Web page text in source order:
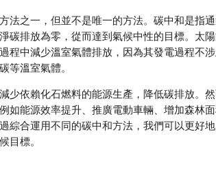
法之一，但並不是唯一的方法。碳中和是指
碳排放為零，從而達到氣候中性的目標。太
程中減少溫室氣體排放，因為其發電過程不
等溫室氣體。
少依賴化石燃料的能源生產，降低碳排放。
如能源效率提升、推廣電動車輛、增加森林
綜合運用不同的碳中和方法，我們可以更好
目標。